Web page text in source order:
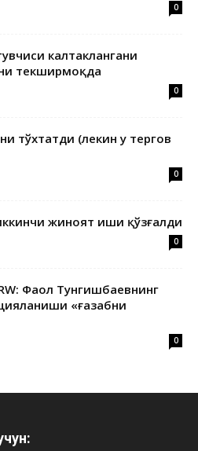
0
калтаклангани
текширмоқда
0
тўхтатди (лекин у тергов
0
жиноят иши қўзғалди
0
Фаол Тунгишбаевнинг
«ғазабни
0